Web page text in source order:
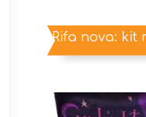
Rifa nova: kit